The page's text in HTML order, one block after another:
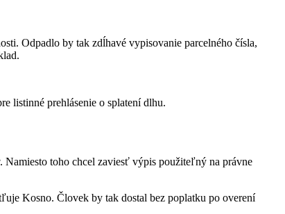
Odpadlo by tak zdĺhavé vypisovanie parcelného čísla,
listinné prehlásenie o splatení dlhu.
Namiesto toho chcel zaviesť výpis použiteľný na právne
Kosno. Človek by tak dostal bez poplatku po overení